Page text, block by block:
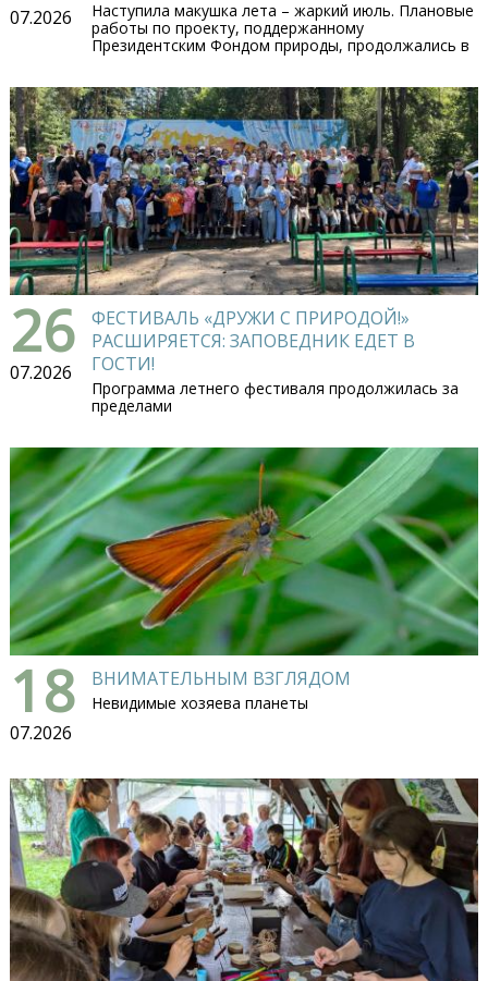
07.2026
Наступила макушка лета – жаркий июль. Плановые
работы по проекту, поддержанному
Президентским Фондом природы, продолжались в
26
07.2026
ФЕСТИВАЛЬ «ДРУЖИ С ПРИРОДОЙ!»
РАСШИРЯЕТСЯ: ЗАПОВЕДНИК ЕДЕТ В
ГОСТИ!
Программа летнего фестиваля продолжилась за
пределами
18
07.2026
ВНИМАТЕЛЬНЫМ ВЗГЛЯДОМ
Невидимые хозяева планеты